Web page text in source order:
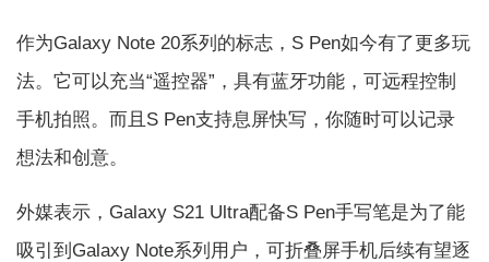
作为Galaxy Note 20系列的标志，S Pen如今有了更多玩
法。它可以充当“遥控器”，具有蓝牙功能，可远程控制
手机拍照。而且S Pen支持息屏快写，你随时可以记录
想法和创意。
外媒表示，Galaxy S21 Ultra配备S Pen手写笔是为了能
吸引到Galaxy Note系列用户，可折叠屏手机后续有望逐